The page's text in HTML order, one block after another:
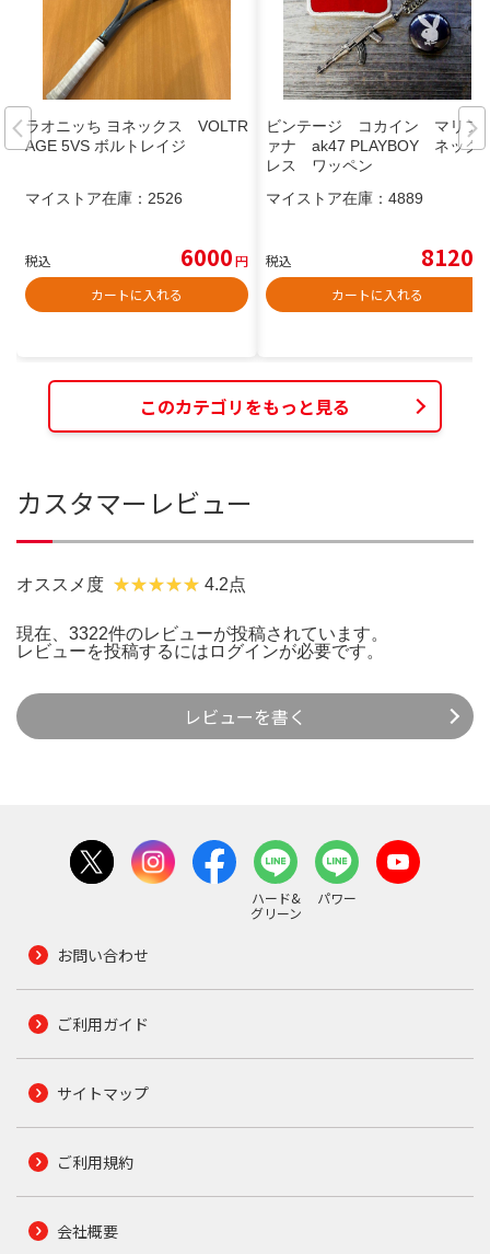
ラオニッち ヨネックス VOLTR
AGE 5VS ボルトレイジ
マイストア在庫： 2526
税込 6000円
カートに入れる
ビンテージ コカイン マリフ
ァナ ak47 PLAYBOY ネック
レス ワッペン
マイストア在庫： 4889
税込 8120
カートに入れる
このカテゴリをもっと見る
カスタマーレビュー
オススメ度 4.2点
現在、3322件のレビューが投稿されています。
レビューを投稿するには ログインが必要です。
レビューを書く
ハード&
グリーン
パワー
お問い合わせ
ご利用ガイド
サイトマップ
ご利用規約
会社概要